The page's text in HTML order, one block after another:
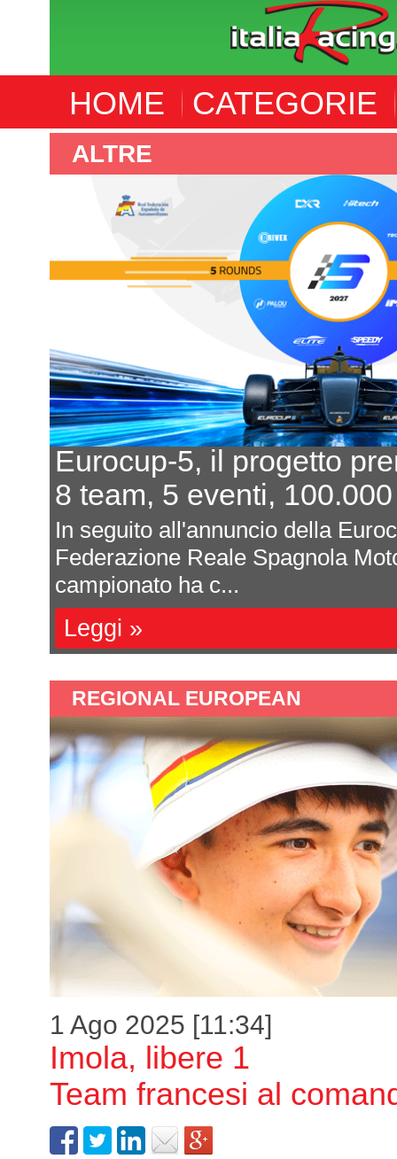
HOME CATEGORIE
ALTRE
Eurocup-5, il progetto
8 team, 5 eventi,
In seguito all'annuncio della
Federazione Reale Spagnola
campionato ha c...
Leggi »
REGIONAL EUROPEAN
1 Ago 2025 [11:34]
Imola, libere 1
Team francesi al